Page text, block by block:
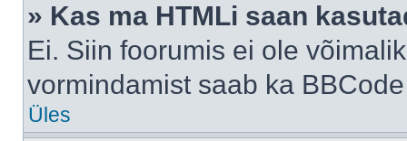
» Kas ma HTMLi saan
Ei. Siin foorumis ei ole
vormindamist saab ka
Üles